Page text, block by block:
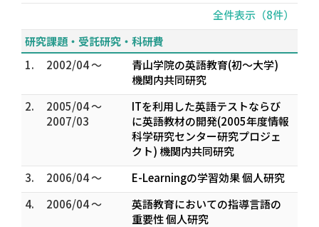
全件表示（8件）
研究課題・受託研究・科研費
1.
2002/04 ～
青山学院の英語教育(初～大学)
機関内共同研究
2.
2005/04 ～
2007/03
ITを利用した英語テストならび
に英語教材の開発(2005年度情報
科学研究センター研究プロジェ
クト) 機関内共同研究
3.
2006/04 ～
E-Learningの学習効果 個人研究
4.
2006/04 ～
英語教育においての指導言語の
重要性 個人研究